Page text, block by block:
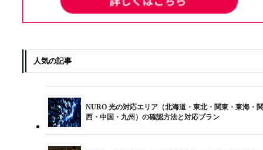
人気の記事
NURO 光の対応エリア（北海道・東北・関東・東海・
西・中国・九州）の確認方法と対応プラン